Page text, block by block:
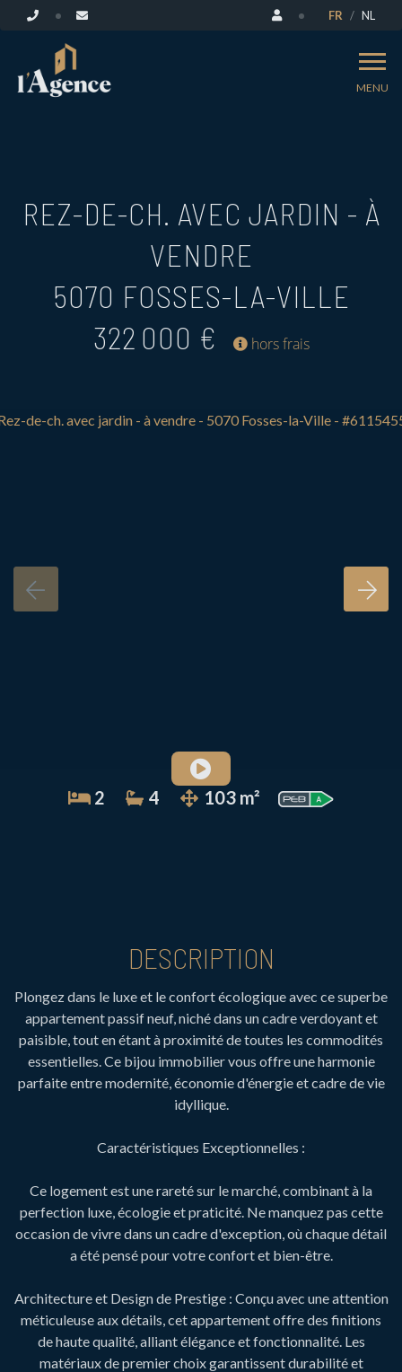
FR NL
MENU
REZ-DE-CH. AVEC JARDIN - À
VENDRE
5070 FOSSES-LA-VILLE
322 000 €
hors frais
2 4 103 m²
DESCRIPTION
Plongez dans le luxe et le confort écologique avec ce superbe
appartement passif neuf, niché dans un cadre verdoyant et
paisible, tout en étant à proximité de toutes les commodités
essentielles. Ce bijou immobilier vous offre une harmonie
parfaite entre modernité, économie d'énergie et cadre de vie
idyllique.
Caractéristiques Exceptionnelles :
Ce logement est une rareté sur le marché, combinant à la
perfection luxe, écologie et praticité. Ne manquez pas cette
occasion de vivre dans un cadre d'exception, où chaque détail
a été pensé pour votre confort et bien-être.
Architecture et Design de Prestige : Conçu avec une attention
méticuleuse aux détails, cet appartement offre des finitions
de haute qualité, alliant élégance et fonctionnalité. Les
matériaux de premier choix garantissent durabilité et